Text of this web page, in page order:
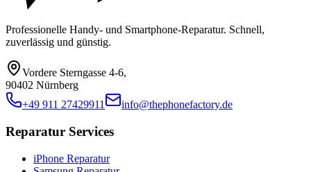
Professionelle Handy- und Smartphone-Reparatur. Schnell,
zuverlässig und günstig.
Vordere Sterngasse 4-6,
90402 Nürnberg
+49 911 27429911
info@thephonefactory.de
Reparatur Services
iPhone Reparatur